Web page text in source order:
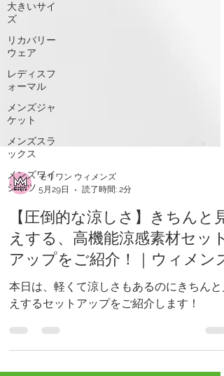
大きいサイ
ズ
リカバリー
ウェア
レディスフ
ォーマル
メンズジャ
ケット
メンズスラ
ックス
メンズワイ
シャツ
5月29日
読了時間: 2分
【圧倒的な涼しさ】きちんと見
えする、高機能涼感素材セット
アップをご紹介！｜ウィメンズ
本日は、軽くて涼しさもあるのにきちんと
えするセットアップをご紹介します！